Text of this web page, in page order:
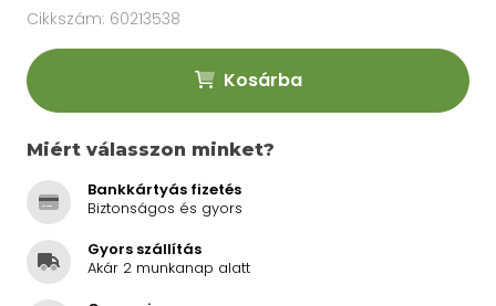
Cikkszám: 60213538
Kosárba
Miért válasszon minket?
Bankkártyás fizetés
Biztonságos és gyors
Gyors szállítás
Akár 2 munkanap alatt